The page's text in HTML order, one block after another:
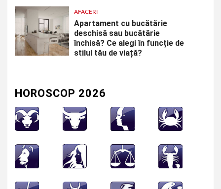
AFACERI
Apartament cu bucătărie
deschisă sau bucătărie
închisă? Ce alegi în funcție de
stilul tău de viață?
HOROSCOP 2026